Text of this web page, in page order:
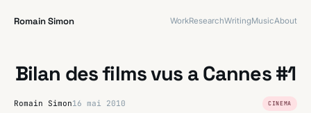
Romain Simon WorkResearchWritingMusicAbout
Bilan des films vus a Cannes #1
Romain Simon16 mai 2010 CINEMA